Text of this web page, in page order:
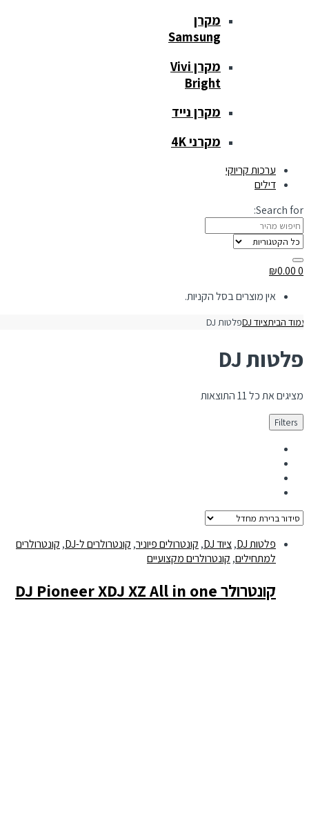
מקרן
Samsung
מקרן Vivi
Bright
מקרן נייד
מקרני 4K
ערכות קריוקי
דילים
Search for:
₪0.00
אין מוצרים בסל הקניות.
הביתציוד DJ פלטות DJ
פלטות DJ
מציגים את כל ⁦11⁩ התוצאות
Filters
פלטות DJ ,ציוד DJ ,קונטרולים פיוניר,קונטרולרים ל-DJ ,קונטרולרים
למתחילים,קונטרולרים מקצועיים
קונטרולר DJ Pioneer XDJ XZ All in one